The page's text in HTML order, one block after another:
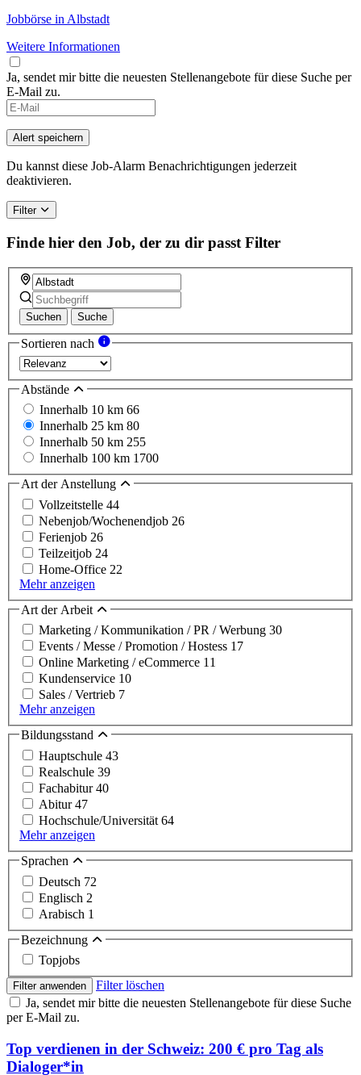
Jobbörse in Albstadt
Weitere Informationen
Ja, sendet mir bitte die neuesten Stellenangebote für diese Suche per
E-Mail zu.
Alert speichern
Du kannst diese Job-Alarm Benachrichtigungen jederzeit
deaktivieren.
Filter
Finde hier den Job, der zu dir passt Filter
Suchen Suche
Sortieren nach
Abstände
Innerhalb 10 km 66
Innerhalb 25 km 80
Innerhalb 50 km 255
Innerhalb 100 km 1700
Art der Anstellung
Vollzeitstelle 44
Nebenjob/Wochenendjob 26
Ferienjob 26
Teilzeitjob 24
Home-Office 22
Mehr anzeigen
Art der Arbeit
Marketing / Kommunikation / PR / Werbung 30
Events / Messe / Promotion / Hostess 17
Online Marketing / eCommerce 11
Kundenservice 10
Sales / Vertrieb 7
Mehr anzeigen
Bildungsstand
Hauptschule 43
Realschule 39
Fachabitur40
Abitur47
Hochschule/Universität 64
Mehr anzeigen
Sprachen
Deutsch 72
Englisch 2
Arabisch 1
Bezeichnung
Topjobs
Filter anwenden
Filter löschen
Ja, sendet mir bitte die neuesten Stellenangebote für diese Suche
per E-Mail zu.
Top verdienen in der Schweiz: 200 € pro Tag als
Dialoger*in